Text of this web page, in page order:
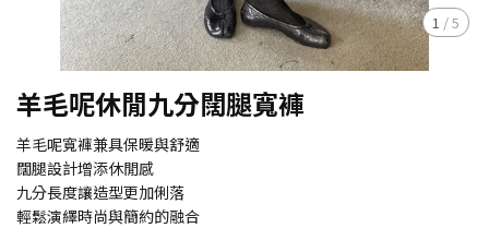
1 /5
羊毛呢休閒九分闊腿寬褲
羊毛呢寬褲兼具保暖與舒適
闊腿設計增添休閒感
九分長度讓造型更加俐落
輕鬆演繹時尚與簡約的融合